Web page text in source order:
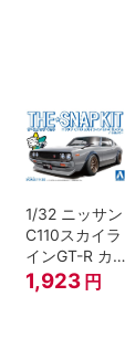
1/32 ニッサン
C110スカイラ
インGT-R カ
スタム(シルバ
ー)
1,923 円